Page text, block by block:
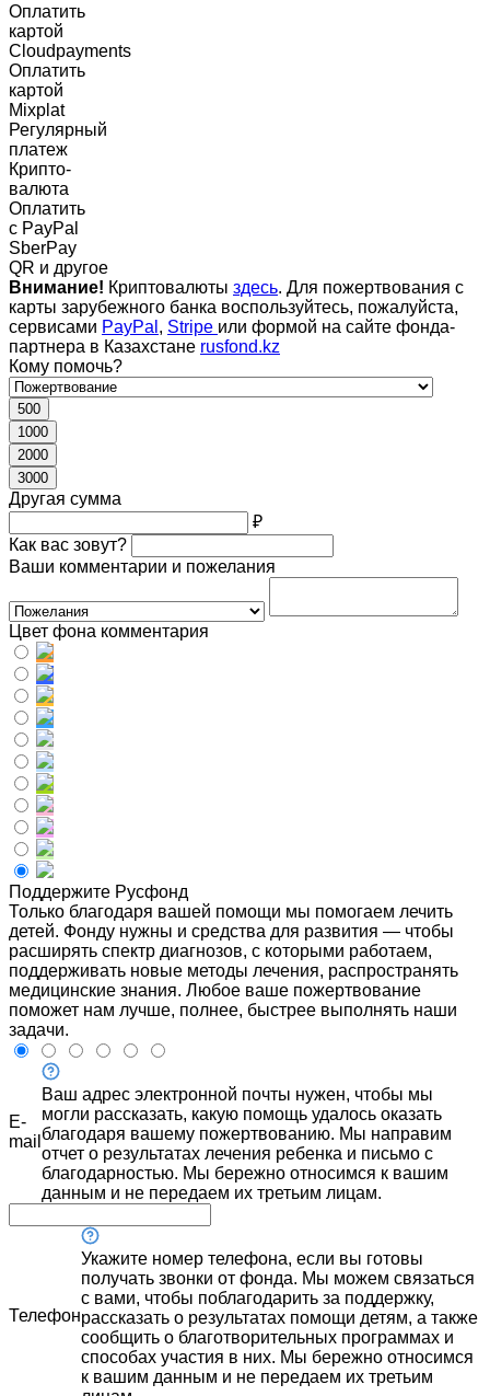
Оплатить
картой
Cloudpayments
Оплатить
картой
Mixplat
Регулярный
платеж
Крипто-
валюта
Оплатить
c PayPal
SberPay
QR и другое
Внимание! Криптовалюты здесь. Для пожертвования с
карты зарубежного банка воспользуйтесь, пожалуйста,
сервисами PayPal , Stripe или формой на сайте фонда-
партнера в Казахстане rusfond.kz
Кому помочь?
500
1000
2000
3000
Другая сумма
₽
Как вас зовут?
Ваши комментарии и пожелания
Цвет фона комментария
Поддержите Русфонд
Только благодаря вашей помощи мы помогаем лечить
детей. Фонду нужны и средства для развития — чтобы
расширять спектр диагнозов, с которыми работаем,
поддерживать новые методы лечения, распространять
медицинские знания. Любое ваше пожертвование
поможет нам лучше, полнее, быстрее выполнять наши
задачи.
E-
mail
Ваш адрес электронной почты нужен, чтобы мы
могли рассказать, какую помощь удалось оказать
благодаря вашему пожертвованию. Мы направим
отчет о результатах лечения ребенка и письмо с
благодарностью. Мы бережно относимся к вашим
данным и не передаем их третьим лицам.
Телефон
Укажите номер телефона, если вы готовы
получать звонки от фонда. Мы можем связаться
с вами, чтобы поблагодарить за поддержку,
рассказать о результатах помощи детям, а также
сообщить о благотворительных программах и
способах участия в них. Мы бережно относимся
к вашим данным и не передаем их третьим